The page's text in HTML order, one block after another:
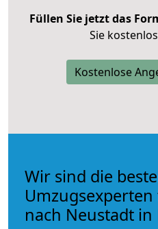
Füllen Sie jetzt das
Sie
Kostenlose
Wir sind die
nach Neustadt in